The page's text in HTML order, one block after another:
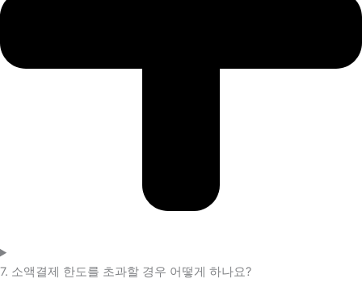
7. 소액결제 한도를 초과할 경우 어떻게 하나요?